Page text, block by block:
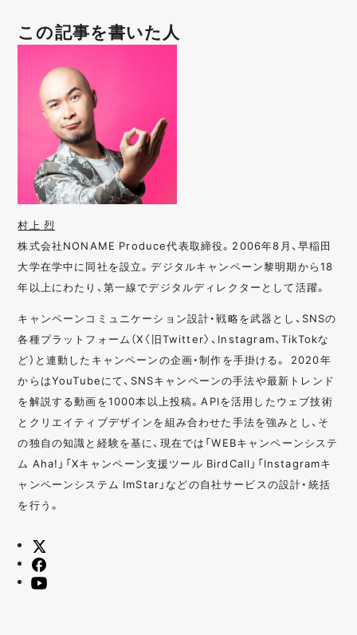
この記事を書いた人
村上 烈
株式会社NONAME Produce代表取締役。2006年8月、早稲田
大学在学中に同社を設立。デジタルキャンペーン黎明期から18
年以上にわたり、第一線でデジタルディレクターとして活躍。
キャンペーンコミュニケーション設計・戦略を武器とし、SNSの
各種プラットフォーム（X〈旧Twitter〉、Instagram、TikTokな
ど）と連動したキャンペーンの企画・制作を手掛ける。 2020年
からはYouTubeにて、SNSキャンペーンの手法や最新トレンド
を解説する動画を1000本以上投稿。APIを活用したウェブ技術
とクリエイティブデザインを組み合わせた手法を強みとし、そ
の独自の知識と経験を基に、現在では「WEBキャンペーンシステ
ム Aha!」「Xキャンペーン支援ツール BirdCall」「Instagramキ
ャンペーンシステム ImStar」などの自社サービスの設計・統括
を行う。